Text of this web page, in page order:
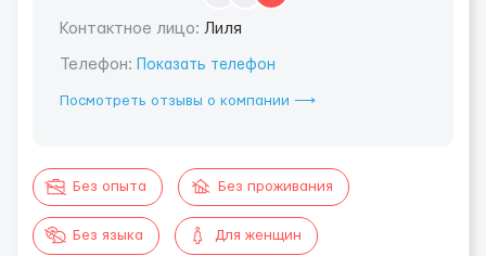
Контактное лицо: Лиля
Телефон: Показать телефон
Посмотреть отзывы о компании ⟶
Без опыта Без проживания
Без языка Для женщин